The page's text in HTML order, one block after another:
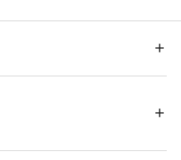
されているデザインなの